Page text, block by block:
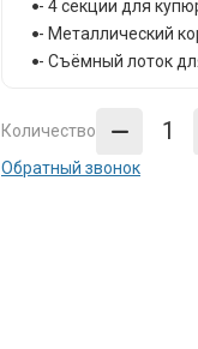
- 4 секции для
- Металлический
- Съёмный лоток
Количество
Обратный звонок